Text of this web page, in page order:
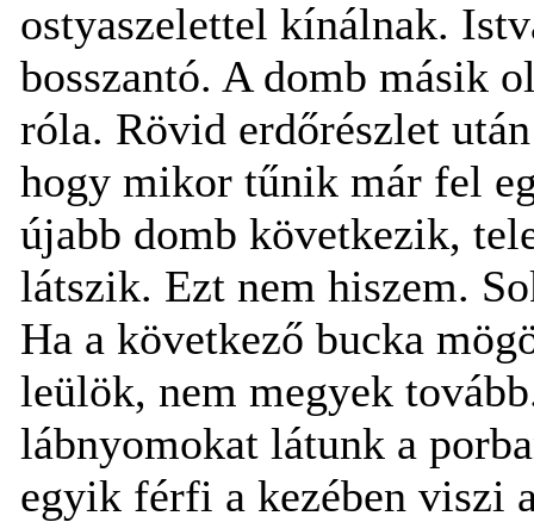
ostyaszelettel kínálnak.
bosszantó. A domb másik
róla. Rövid erdőrészlet
hogy mikor tűnik már fel
újabb domb következik,
látszik. Ezt nem hiszem.
Ha a következő bucka
leülök, nem megyek
lábnyomokat látunk a
egyik férfi a kezében